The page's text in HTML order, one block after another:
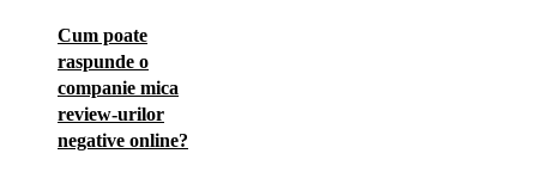
Cum poate
raspunde o
companie mica
review-urilor
negative online?